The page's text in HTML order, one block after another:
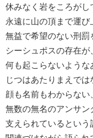
休みなく岩をころがし
永遠に山の頂まで運び
無益で希望のない刑罰
シーシュポスの存在が、
何も起こらないような
じつはあたりまえでは
顔も名前もわからない、
無数の無名のアンサ
支えられているという